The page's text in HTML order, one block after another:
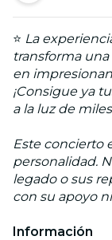
⭐ La
transforma
en
¡Consigue ya
a la luz de
Este concierto
personalidad.
legado o sus
con su apoyo
Información